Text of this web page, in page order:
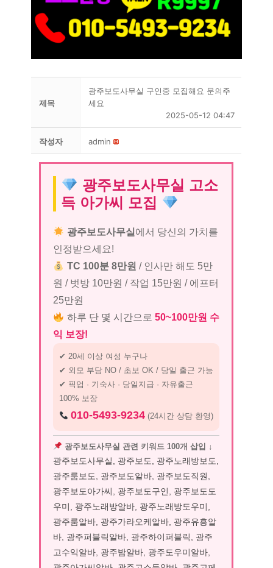
제목
광주보도사무실 구인중 모집해요 문의주
세요
2025-05-12 04:47
작성자 admin
광주보도사무실 고소
득 아가씨 모집
광주보도사무실 에서 당신의 가치를
인정받으세요!
TC 100분 8만원 / 인사만 해도 5만
원 / 벗방 10만원 / 작업 15만원 / 에프터
25만원
하루 단 몇 시간으로 50~100만원 수
익 보장!
✔ 20세 이상 여성 누구나
✔ 외모 부담 NO / 초보 OK / 당일 출근 가능
✔ 픽업 · 기숙사 · 당일지급 · 자유출근
100% 보장
010-5493-9234 (24시간 상담 환영)
광주보도사무실 관련 키워드 100개 삽입 ↓
광주보도사무실, 광주보도, 광주노래방보도,
광주룸보도, 광주보도알바, 광주보도직원,
광주보도아가씨, 광주보도구인, 광주보도도
우미, 광주노래방알바, 광주노래방도우미,
광주룸알바, 광주가라오케알바, 광주유흥알
바, 광주퍼블릭알바, 광주하이퍼블릭, 광주
고수익알바, 광주밤알바, 광주도우미알바,